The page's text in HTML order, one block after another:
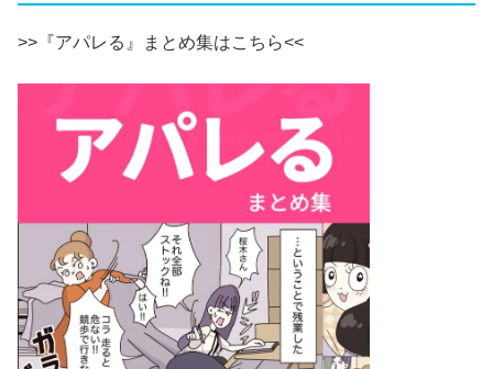
>>『アパレる』まとめ集はこちら<<